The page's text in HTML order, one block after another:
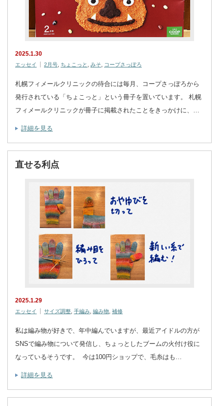
2025.1.30
エッセイ 2月号 ちょこっと みそ コープさっぽろ
札幌フィメールクリニックの待合には毎月、コープさっぽろから
発行されている「ちょこっと」という冊子を置いています。 札幌
フィメールクリニックが冊子に掲載されたことをきっかけに、…
詳細を見る
直せる利点
2025.1.29
エッセイ サイズ調整 手編み 編み物 補修
私は編み物が好きで、年中編んでいますが、最近アイドルの方が
SNSで編み物について発信し、ちょっとしたブームの火付け役に
なっているそうです。 今は100円ショップで、毛糸はも…
詳細を見る